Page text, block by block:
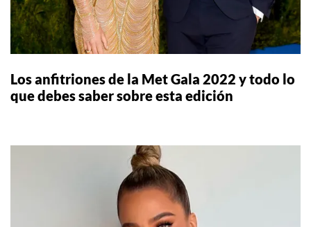
Los anfitriones de la Met Gala 2022 y todo lo
que debes saber sobre esta edición